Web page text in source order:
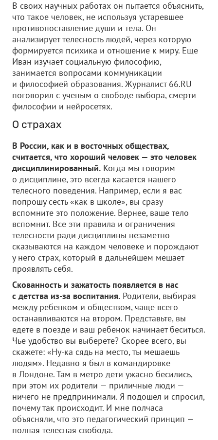
В своих научных работах он пытается объяснить,
что такое человек, не используя устаревшее
противопоставление души и тела. Он
анализирует телесность людей, через которую
формируется психика и отношение к миру. Еще
Иван изучает социальную философию,
занимается вопросами коммуникации
и философией образования. Журналист 66.RU
поговорил с ученым о свободе выбора, смерти
философии и нейросетях.
О страхах
В России, как и в восточных обществах,
считается, что хороший человек — это человек
дисциплинированный. Когда мы говорим
о дисциплине, это всегда касается нашего
телесного поведения. Например, если я вас
попрошу сесть «как в школе», вы сразу
вспомните это положение. Вернее, ваше тело
вспомнит. Все эти правила и ограничения
телесности ради дисциплины незаметно
сказываются на каждом человеке и порождают
у него страх, который в дальнейшем мешает
проявлять себя.
Скованность и зажатость появляется в нас
с детства из-за воспитания. Родители, выбирая
между ребенком и обществом, чаще всего
останавливаются на втором. Представьте, вы
едете в поезде и ваш ребенок начинает беситься.
Чье удобство вы выберете? Скорее всего, вы
скажете: «Ну-ка сядь на место, ты мешаешь
людям». Недавно я был в командировке
в Лондоне. Там в метро дети ужасно бесились,
при этом их родители — приличные люди —
ничего не предпринимали. Я подошел и спросил,
почему так происходит. И мне полчаса
объясняли, что это педагогический принцип —
полная телесная свобода.